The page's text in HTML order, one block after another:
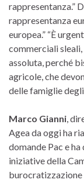
rappresentanza.”
rappresentanza
europea.” “È
commerciali
assoluta, perché
agricole, che
delle famiglie
Marco Gianni,
Agea da oggi ha
domande Pac e
iniziative della
burocratizzazione